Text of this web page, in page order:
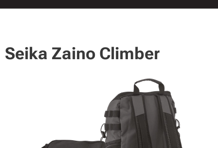
Seika Zaino Climber